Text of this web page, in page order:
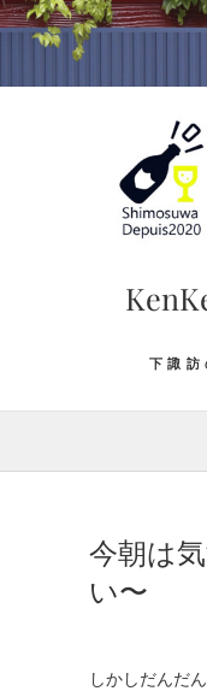
Skip
下諏訪
今朝は
い〜
しかしだんだ